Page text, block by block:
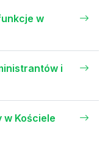
w
i
w Kościele